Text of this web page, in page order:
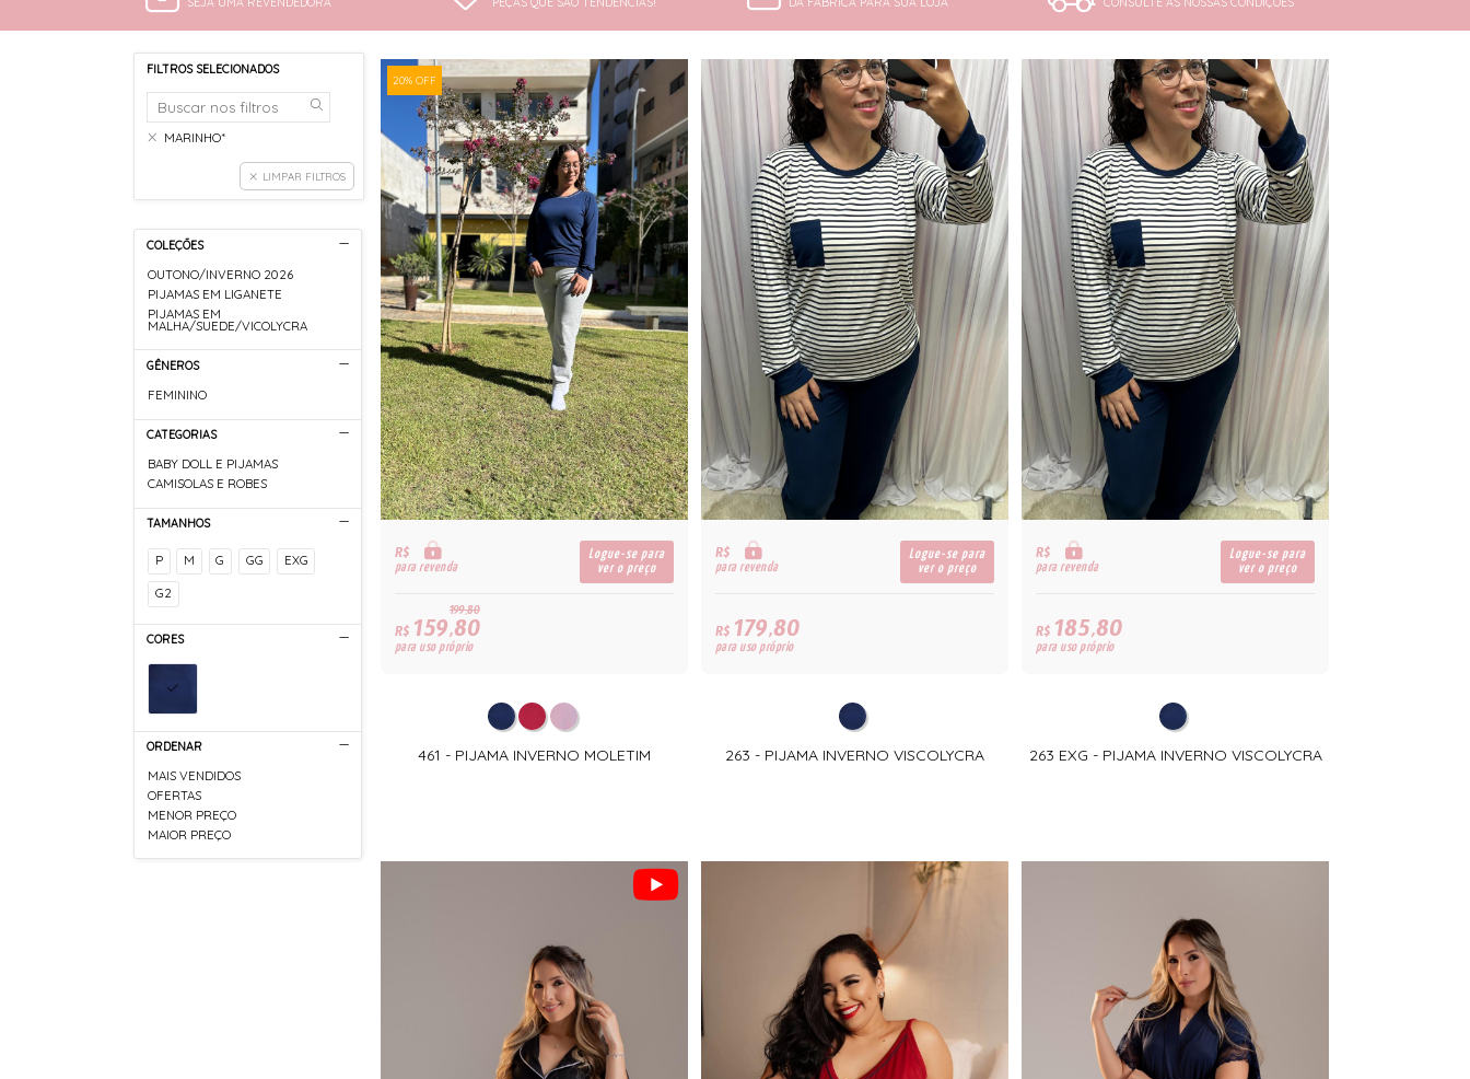
FILTROS SELECIONADOS
MARINHO*
LIMPAR FILTROS
COLEÇÕES
OUTONO/INVERNO 2026
PIJAMAS EM LIGANETE
PIJAMAS EM
MALHA/SUEDE/VICOLYCRA
GÊNEROS
FEMININO
CATEGORIAS
BABY DOLL E PIJAMAS
CAMISOLAS E ROBES
TAMANHOS
P M G GG EXG
G2
CORES
ORDENAR
MAIS VENDIDOS
OFERTAS
MENOR PREÇO
MAIOR PREÇO
20% OFF
R$
para revenda
Logue-se para
ver o preço
199,80
R$159,80
para uso próprio
461 - PIJAMA INVERNO MOLETIM
R$
para revenda
Logue-se para
ver o preço
R$179,80
para uso próprio
263 - PIJAMA INVERNO VISCOLYCRA
R$
para revenda
Logue-se para
ver o preço
R$185,80
para uso próprio
263 EXG - PIJAMA INVERNO VISCOLYCRA